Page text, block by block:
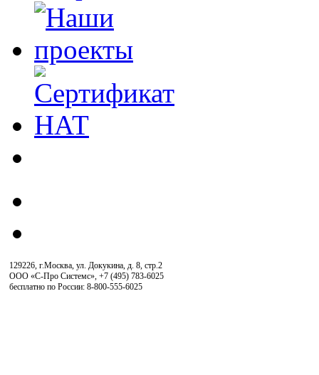
129226, г.Москва, ул. Докукина, д. 8, стр.2
ООО «С-Про Системс», +7 (495) 783-6025
бесплатно по России: 8-800-555-6025